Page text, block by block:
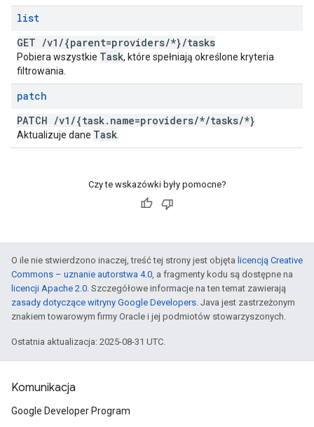
list
GET /v1 /{parent=providers/*}/tasks
Pobiera wszystkie Task, które spełniają określone kryteria
filtrowania.
patch
PATCH /v1 /{task. name=providers/*/tasks/*}
Aktualizuje dane Task
Czy te wskazówki były pomocne?
O ile nie stwierdzono inaczej, treść tej strony jest objęta licencją Creative
Commons – uznanie autorstwa 4.0, a fragmenty kodu są dostępne na
licencji Apache 2.0. Szczegółowe informacje na ten temat zawierają
zasady dotyczące witryny Google Developers. Java jest zastrzeżonym
znakiem towarowym firmy Oracle i jej podmiotów stowarzyszonych.
Ostatnia aktualizacja: 2025-08-31 UTC.
Komunikacja
Google Developer Program